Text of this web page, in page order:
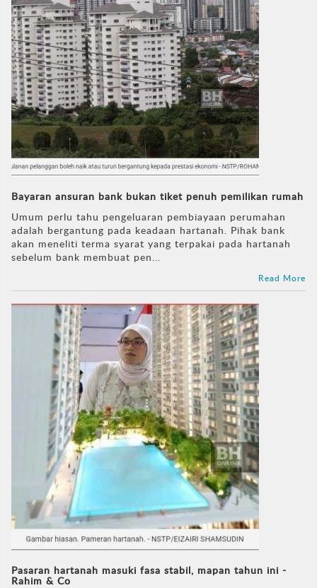
Bayaran ansuran bank bukan tiket penuh pemilikan rumah
Umum perlu tahu pengeluaran pembiayaan perumahan
adalah bergantung pada keadaan hartanah. Pihak bank
akan meneliti terma syarat yang terpakai pada hartanah
sebelum bank membuat pen...
Read More
Pasaran hartanah masuki fasa stabil, mapan tahun ini -
Rahim & Co